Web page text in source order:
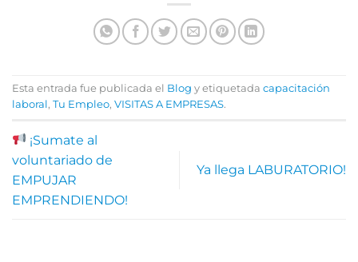
Esta entrada fue publicada el Blog y etiquetada capacitación
laboral , Tu Empleo, VISITAS A EMPRESAS.
¡Sumate al
voluntariado de
EMPUJAR
EMPRENDIENDO!
Ya llega LABURATORIO!